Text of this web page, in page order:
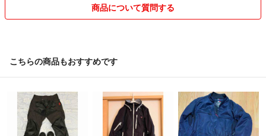
商品について質問する
こちらの商品もおすすめです